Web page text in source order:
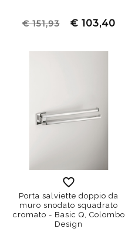
€ 151,93 € 103,40
Porta salviette doppio da
muro snodato squadrato
cromato - Basic Q, Colombo
Design